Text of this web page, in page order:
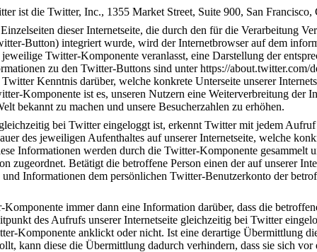
ist die Twitter, Inc., 1355 Market Street, Suite 900, San
dieser Internetseite, die durch den für die Verarbeitung
Button) integriert wurde, wird der Internetbrowser auf dem
Twitter-Komponente veranlasst, eine Darstellung der
zu den Twitter-Buttons sind unter https://about.twitter.com/
Kenntnis darüber, welche konkrete Unterseite unserer
Komponente ist es, unseren Nutzern eine Weiterverbreitung der
bekannt zu machen und unsere Besucherzahlen zu erhöhen.
bei Twitter eingeloggt ist, erkennt Twitter mit jedem
des jeweiligen Aufenthaltes auf unserer Internetseite, welche
Informationen werden durch die Twitter-Komponente
zugeordnet. Betätigt die betroffene Person einen der auf unserer
Informationen dem persönlichen Twitter-Benutzerkonto der
immer dann eine Information darüber, dass die
des Aufrufs unserer Internetseite gleichzeitig bei Twitter
Komponente anklickt oder nicht. Ist eine derartige Übermittlung
kann diese die Übermittlung dadurch verhindern, dass sie sich